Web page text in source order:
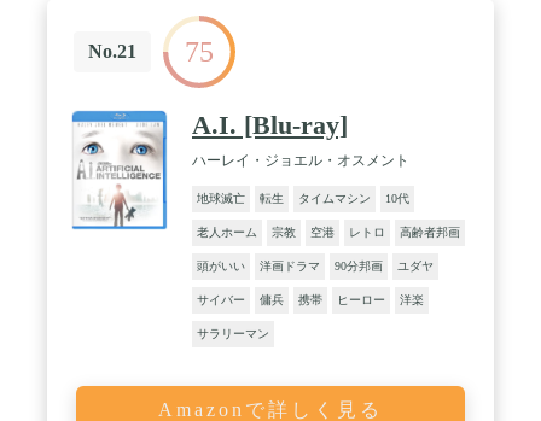
No.21 75
A.I. [Blu-ray]
ハーレイ・ジョエル・オスメント
地球滅亡 転生 タイムマシン 10代
老人ホーム 宗教 空港 レトロ 高齢者邦画
頭がいい 洋画ドラマ 90分邦画 ユダヤ
サイバー 傭兵 携帯 ヒーロー 洋楽
サラリーマン
Amazonで詳しく見る